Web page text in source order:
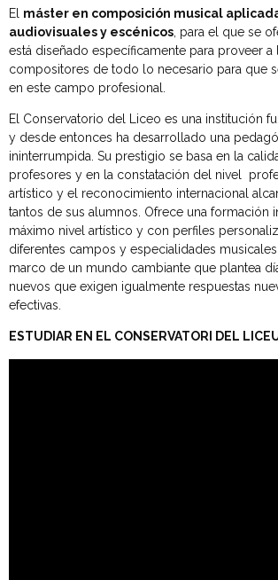
El máster en composición musical
audiovisuales y escénicos , para el que se
está diseñado específicamente para proveer a
compositores de todo lo necesario para que
en este campo profesional.
El Conservatorio del Liceo es una institución
y desde entonces ha desarrollado una
ininterrumpida. Su prestigio se basa en la
profesores y en la constatación del nivel
artístico y el reconocimiento internacional
tantos de sus alumnos. Ofrece una formación
máximo nivel artístico y con perfiles
diferentes campos y especialidades
marco de un mundo cambiante que plantea
nuevos que exigen igualmente respuestas
efectivas.
ESTUDIAR EN EL CONSERVATORI DEL